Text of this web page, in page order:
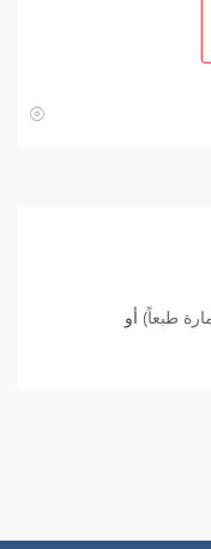
طبعاً) أو